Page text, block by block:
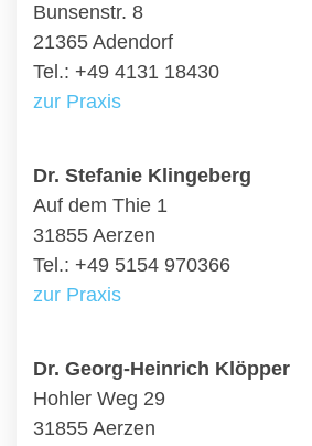
Bunsenstr. 8
21365 Adendorf
Tel.: +49 4131 18430
zur Praxis
Dr. Stefanie Klingeberg
Auf dem Thie 1
31855 Aerzen
Tel.: +49 5154 970366
zur Praxis
Dr. Georg-Heinrich Klöpper
Hohler Weg 29
31855 Aerzen